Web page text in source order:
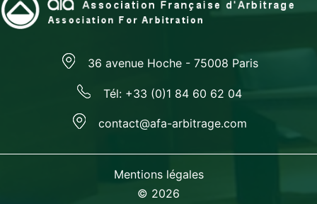
36 avenue Hoche - 75008 Paris
Tél: +33 (0)1 84 60 62 04
contact@afa-arbitrage.com
Mentions légales
© 2026